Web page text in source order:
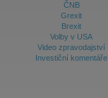
ČNB
Grexit
Brexit
Volby v USA
Video zpravodajství
Investiční komentáře